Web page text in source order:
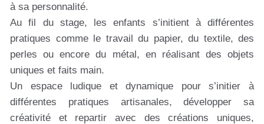
à sa personnalité.
Au fil du stage, les enfants s’initient à différentes
pratiques comme le travail du papier, du textile, des
perles ou encore du métal, en réalisant des objets
uniques et faits main.
Un espace ludique et dynamique pour s’initier à
différentes pratiques artisanales, développer sa
créativité et repartir avec des créations uniques,